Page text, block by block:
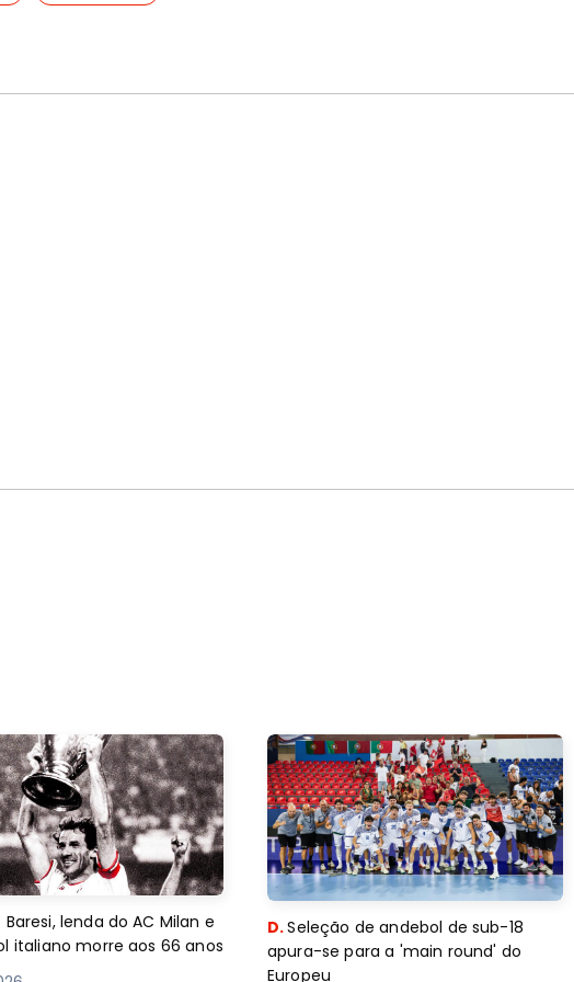
Baresi, lenda do AC Milan e
italiano morre aos 66 anos
D.Seleção de andebol de sub-18
apura-se para a 'main round' do
Europeu